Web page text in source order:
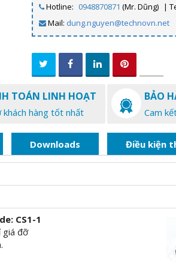
Hotline: 0948870871 (Mr. Dũng) |
Mail: dung.nguyen@technovn.net
TOÁN LINH HOẠT
hàng tốt nhất
BẢO
Cam
Downloads Điều kiện
CS1-1
giá đỡ